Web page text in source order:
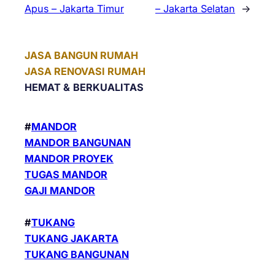
Apus – Jakarta Timur
– Jakarta Selatan
→
JASA BANGUN RUMAH
JASA RENOVASI RUMAH
HEMAT & BERKUALITAS
#MANDOR
MANDOR BANGUNAN
MANDOR PROYEK
TUGAS MANDOR
GAJI MANDOR
#TUKANG
TUKANG JAKARTA
TUKANG BANGUNAN